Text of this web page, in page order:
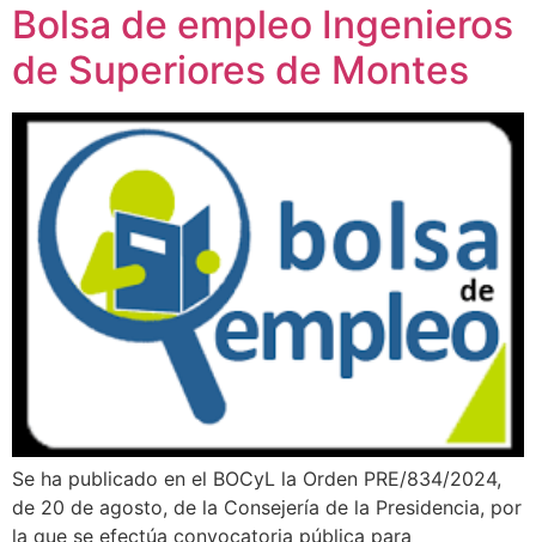
Bolsa de empleo Ingenieros
de Superiores de Montes
Se ha publicado en el BOCyL la Orden PRE/834/2024,
de 20 de agosto, de la Consejería de la Presidencia, por
la que se efectúa convocatoria pública para